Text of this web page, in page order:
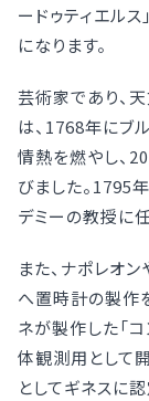
ードゥティエル
になります。
芸術家であり、
は、1768年にブ
情熱を燃やし、
びました。1795
デミーの教授に
また、ナポレオ
へ置時計の製作
ネが製作した「
体観測用として
としてギネスに